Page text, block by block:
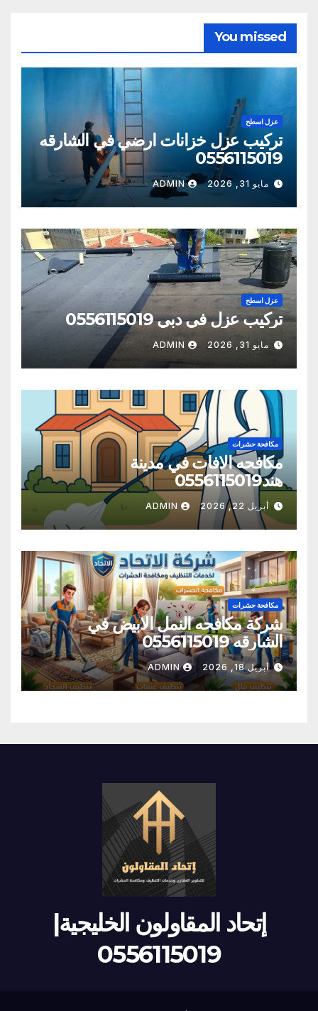
You missed
عزل اسطح
تركيب عزل خزانات ارضي في الشارقه
0556115019
مايو 31, 2026 ADMIN
عزل اسطح
تركيب عزل في دبي 0556115019
مايو 31, 2026 ADMIN
مكافحة حشرات
مكافحه الافات في مدينة
هند0556115019
أبريل 22, 2026 ADMIN
مكافحة حشرات
شركة مكافحه النمل الابيض في
الشارقه 0556115019
أبريل 18, 2026 ADMIN
إتحاد المقاولون الخليجية|
0556115019